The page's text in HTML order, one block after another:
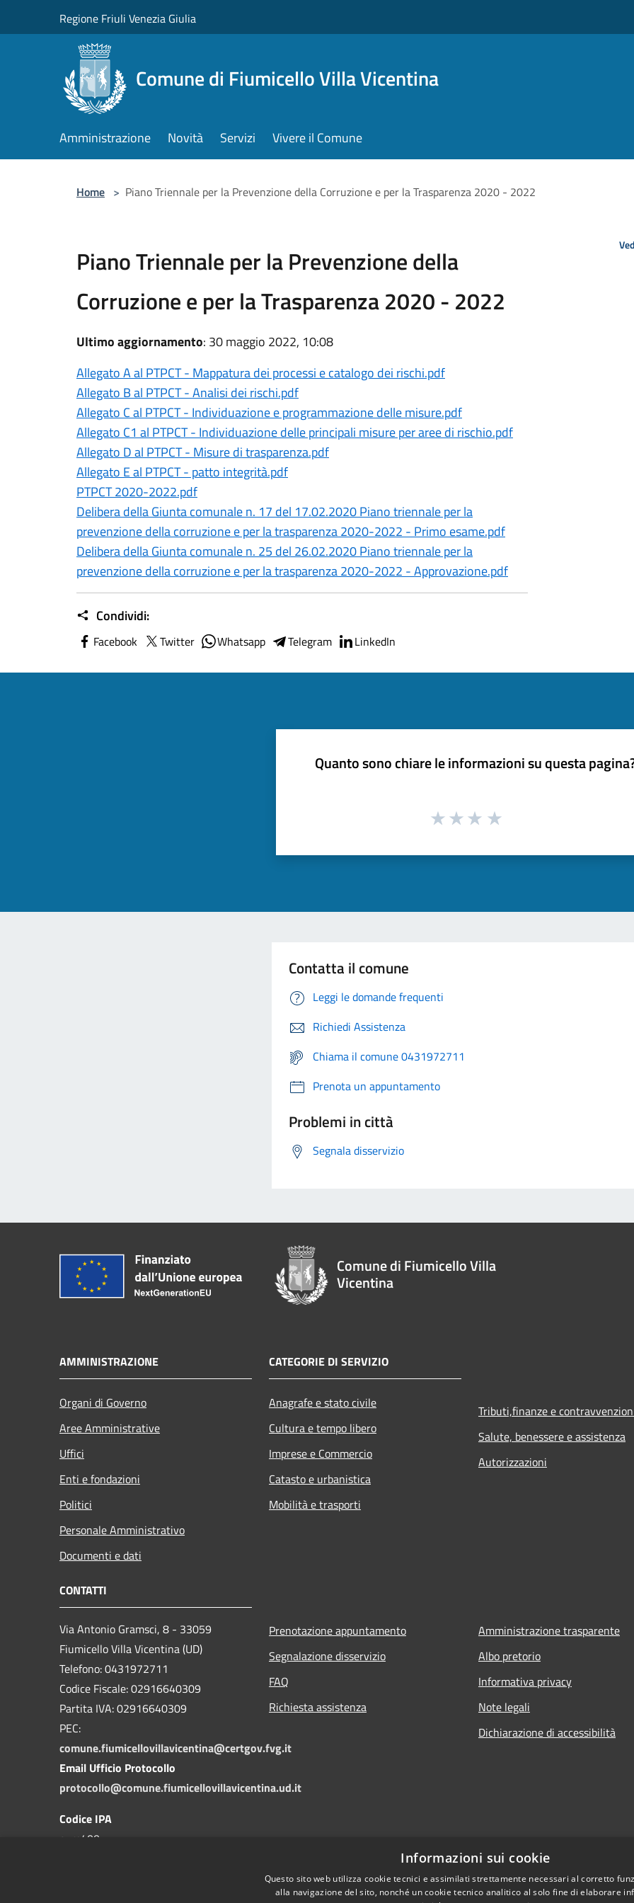
Regione Friuli Venezia Giulia
Comune di Fiumicello Villa Vicentina
Amministrazione Novità Servizi Vivere il Comune
Home > Piano Triennale per la Prevenzione della Corruzione e per la Trasparenza 2020 - 2022
Piano Triennale per la Prevenzione della
Corruzione e per la Trasparenza 2020 - 2022
Ultimo aggiornamento: 30 maggio 2022, 10:08
Allegato A al PTPCT - Mappatura dei processi e catalogo dei rischi.pdf
Allegato B al PTPCT - Analisi dei rischi.pdf
Allegato C al PTPCT - Individuazione e programmazione delle misure.pdf
Allegato C1 al PTPCT - Individuazione delle principali misure per aree di rischio.pdf
Allegato D al PTPCT - Misure di trasparenza.pdf
Allegato E al PTPCT - patto integrità.pdf
PTPCT 2020-2022.pdf
Delibera della Giunta comunale n. 17 del 17.02.2020 Piano triennale per la
prevenzione della corruzione e per la trasparenza 2020-2022 - Primo esame.pdf
Delibera della Giunta comunale n. 25 del 26.02.2020 Piano triennale per la
prevenzione della corruzione e per la trasparenza 2020-2022 - Approvazione.pdf
Condividi:
Facebook Twitter Whatsapp Telegram LinkedIn
Quanto sono chiare le informazioni su questa
Contatta il comune
Leggi le domande frequenti
Richiedi Assistenza
Chiama il comune 0431972711
Prenota un appuntamento
Problemi in città
Segnala disservizio
Comune di Fiumicello Villa
Vicentina
AMMINISTRAZIONE
Organi di Governo
Aree Amministrative
Uffici
Enti e fondazioni
Politici
Personale Amministrativo
Documenti e dati
CATEGORIE DI SERVIZIO
Anagrafe e stato civile
Cultura e tempo libero
Imprese e Commercio
Catasto e urbanistica
Mobilità e trasporti
Tributi,finanze e
Salute, benessere e assistenza
Autorizzazioni
CONTATTI
Via Antonio Gramsci, 8 - 33059
Fiumicello Villa Vicentina (UD)
Telefono: 0431972711
Codice Fiscale: 02916640309
Partita IVA: 02916640309
PEC:
comune.fiumicellovillavicentina@certgov.fvg.it
Email Ufficio Protocollo
protocollo@comune.fiumicellovillavicentina.ud.it
Codice IPA
c_m400
Prenotazione appuntamento
Segnalazione disservizio
FAQ
Richiesta assistenza
Amministrazione trasparente
Albo pretorio
Informativa privacy
Note legali
Dichiarazione di accessibilità
Informazioni sui cookie
Questo sito web utilizza cookie tecnici e assimilati strettamente necessari al corretto
alla navigazione del sito, nonché un cookie tecnico analitico al solo fine di elaborare